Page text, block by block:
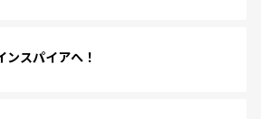
ンスパイアへ！